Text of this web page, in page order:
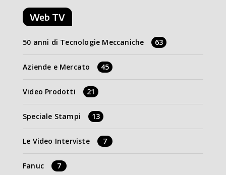
Web TV
50 anni di Tecnologie Meccaniche 63
Aziende e Mercato 45
Video Prodotti 21
Speciale Stampi 13
Le Video Interviste 7
Fanuc 7